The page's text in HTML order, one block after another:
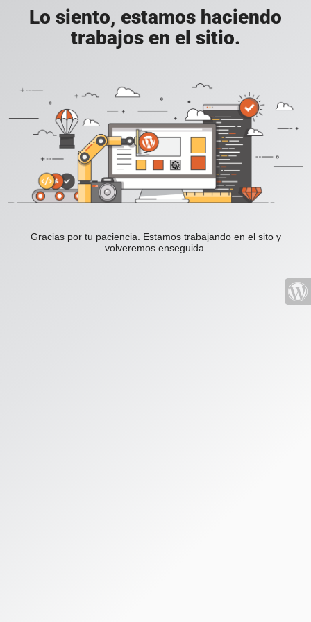
Lo siento, estamos haciendo
trabajos en el sitio.
Gracias por tu paciencia. Estamos trabajando en el sito y
volveremos enseguida.